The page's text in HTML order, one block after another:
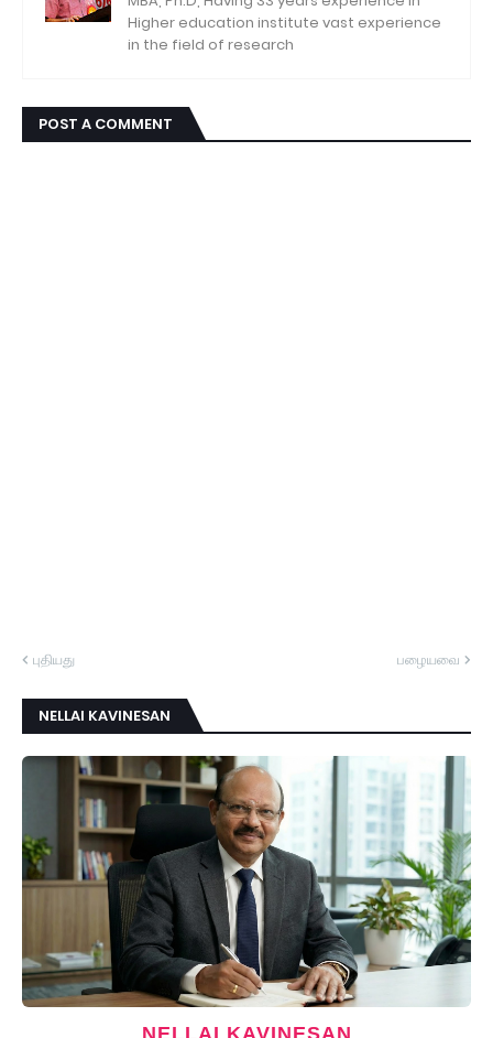
Higher education institute vast experience
in the field of research
POST A COMMENT
புதியது பழையவை
NELLAI KAVINESAN